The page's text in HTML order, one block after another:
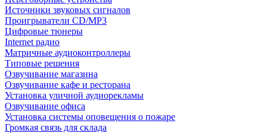
Источники звуковых сигналов
Проигрыватели CD/MP3
Цифровые тюнеры
Internet радио
Матричные аудиоконтроллеры
Типовые решения
Озвучивание магазина
Озвучивание кафе и ресторана
Установка уличной аудиорекламы
Озвучивание офиса
Установка системы оповещения о пожаре
Громкая связь для склада